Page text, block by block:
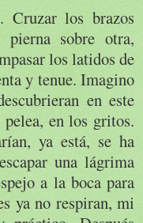
Cruzar los brazos
sobre otra,
los latidos de
y tenue. Imagino
en este
en los gritos.
ya está, se ha
una lágrima
a la boca para
ya no respiran, mi